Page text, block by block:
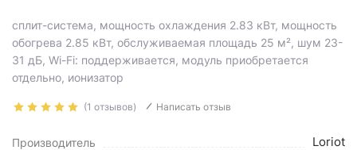
сплит-система, мощность охлаждения 2.83 кВт, мощность
обогрева 2.85 кВт, обслуживаемая площадь 25 м², шум 23-
31 дБ, Wi-Fi: поддерживается, модуль приобретается
отдельно, ионизатор
(1 отзывов) Написать отзыв
Производитель Loriot